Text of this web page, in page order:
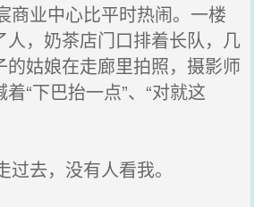
业中心比平时热闹。一楼
人，奶茶店门口排着长队，几
的姑娘在走廊里拍照，摄影师
“下巴抬一点”、“对就这
去，没有人看我。